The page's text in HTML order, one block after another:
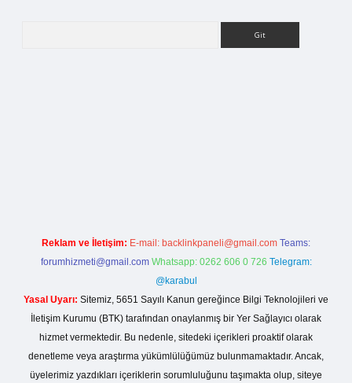
Reklam ve İletişim: E-mail: backlinkpaneli@gmail.com Teams:
forumhizmeti@gmail.com Whatsapp: 0262 606 0 726 Telegram:
@karabul
Yasal Uyarı: Sitemiz, 5651 Sayılı Kanun gereğince Bilgi Teknolojileri ve
İletişim Kurumu (BTK) tarafından onaylanmış bir Yer Sağlayıcı olarak
hizmet vermektedir. Bu nedenle, sitedeki içerikleri proaktif olarak
denetleme veya araştırma yükümlülüğümüz bulunmamaktadır. Ancak,
üyelerimiz yazdıkları içeriklerin sorumluluğunu taşımakta olup, siteye